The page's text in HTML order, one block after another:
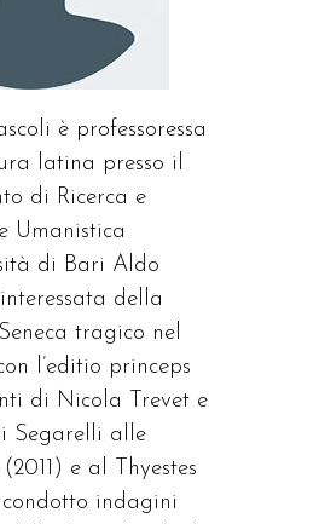
è professoressa
latina presso il
di Ricerca e
Umanistica
di Bari Aldo
della
tragico nel
l’editio princeps
di Nicola Trevet e
Segarelli alle
(2011) e al Thyestes
indagini